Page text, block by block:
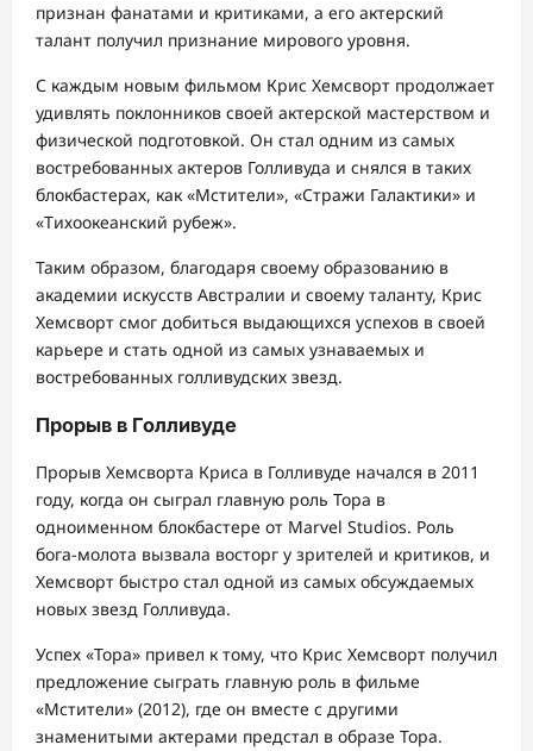
признан фанатами и критиками, а его актерский
талант получил признание мирового уровня.
С каждым новым фильмом Крис Хемсворт продолжает
удивлять поклонников своей актерской мастерством и
физической подготовкой. Он стал одним из самых
востребованных актеров Голливуда и снялся в таких
блокбастерах, как «Мстители», «Стражи Галактики» и
«Тихоокеанский рубеж».
Таким образом, благодаря своему образованию в
академии искусств Австралии и своему таланту, Крис
Хемсворт смог добиться выдающихся успехов в своей
карьере и стать одной из самых узнаваемых и
востребованных голливудских звезд.
Прорыв в Голливуде
Прорыв Хемсворта Криса в Голливуде начался в 2011
году, когда он сыграл главную роль Тора в
одноименном блокбастере от Marvel Studios. Роль
бога-молота вызвала восторг у зрителей и критиков, и
Хемсворт быстро стал одной из самых обсуждаемых
новых звезд Голливуда.
Успех «Тора» привел к тому, что Крис Хемсворт получил
предложение сыграть главную роль в фильме
«Мстители» (2012), где он вместе с другими
знаменитыми актерами предстал в образе Тора.